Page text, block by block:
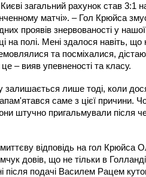
загальний рахунок став 3:1
матчі». – Гол Крюйса
проявів знервованості у
на полі. Мені здалося навіть,
та посміхалися,
– вияв упевненості та класу.
лише тоді, коли
саме з цієї причини.
штучно пригальмували після
відповідь на гол Крюйса
довів, що не тільки в
після подачі Василем Рацем